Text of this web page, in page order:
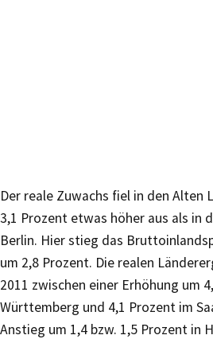
Der reale Zuwachs fiel in den Alten
3,1 Prozent etwas höher aus als in
Berlin. Hier stieg das
um 2,8 Prozent. Die realen
2011 zwischen einer Erhöhung um
Württemberg und 4,1 Prozent im
Anstieg um 1,4 bzw. 1,5 Prozent in